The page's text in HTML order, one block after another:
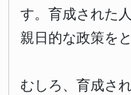
す。育成された
親日的な政策を
むしろ、育成さ